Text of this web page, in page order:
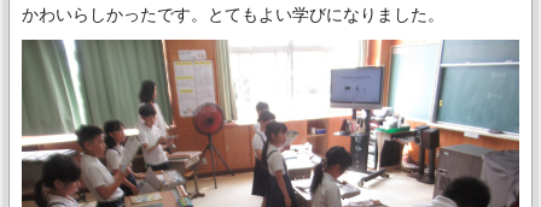
かわいらしかったです。とてもよい学びになりました。